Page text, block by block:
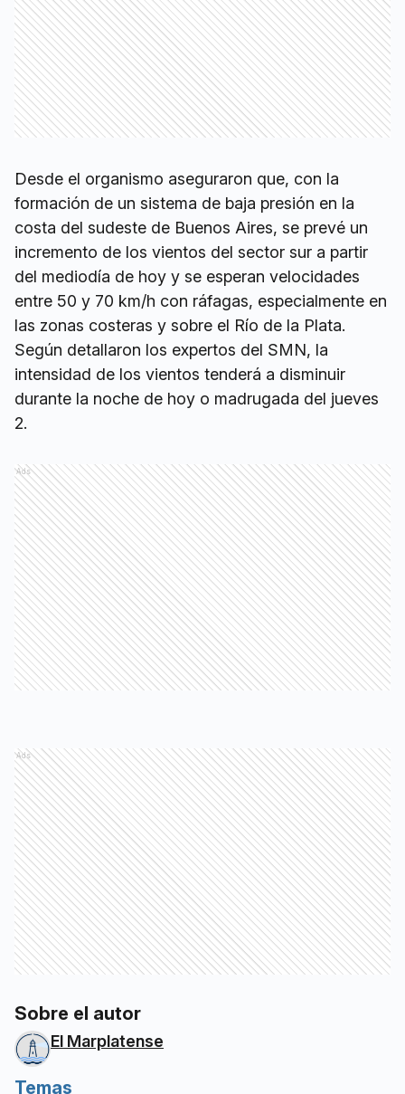
Desde el organismo aseguraron que, con la
formación de un sistema de baja presión en la
costa del sudeste de Buenos Aires, se prevé un
incremento de los vientos del sector sur a partir
del mediodía de hoy y se esperan velocidades
entre 50 y 70 km/h con ráfagas, especialmente en
las zonas costeras y sobre el Río de la Plata.
Según detallaron los expertos del SMN, la
intensidad de los vientos tenderá a disminuir
durante la noche de hoy o madrugada del jueves
2.
Ads
Ads
Sobre el autor
El Marplatense
Temas